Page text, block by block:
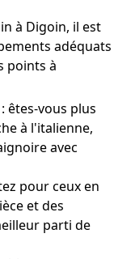
à Digoin, il est
adéquats
points à
êtes-vous plus
à l'italienne,
avec
pour ceux en
et des
parti de